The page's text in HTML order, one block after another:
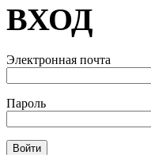
ВХОД
Электронная почта
Пароль
Войти